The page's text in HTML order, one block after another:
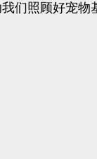
们照顾好宠物